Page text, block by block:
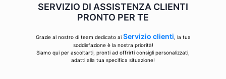
SERVIZIO DI ASSISTENZA CLIENTI
PRONTO PER TE
Grazie al nostro di team dedicato ai Servizio clienti , la tua
soddisfazione è la nostra priorità!
Siamo qui per ascoltarti, pronti ad offrirti consigli personalizzati,
adatti alla tua specifica situazione!